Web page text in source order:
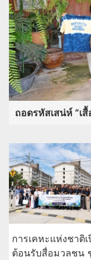
ถอดรหัสเสน่ห์ “เ
การเคหะแห่งชาติ
ต้อนรับสื่อมวลชน